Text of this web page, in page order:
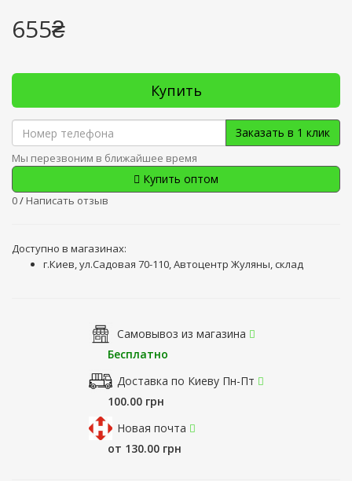
655₴
Купить
Заказать в 1 клик
Мы перезвоним в ближайшее время
Купить оптом
0/ Написать отзыв
Доступно в магазинах:
г.Киев, ул.Садовая 70-110, Автоцентр Жуляны, склад
Самовывоз из магазина
Бесплатно
Доставка по Киеву Пн-Пт
100.00 грн
Новая почта
от 130.00 грн